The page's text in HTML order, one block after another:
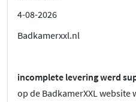
4-08-2026
Badkamerxxl.nl
incomplete levering werd
op de BadkamerXXL website